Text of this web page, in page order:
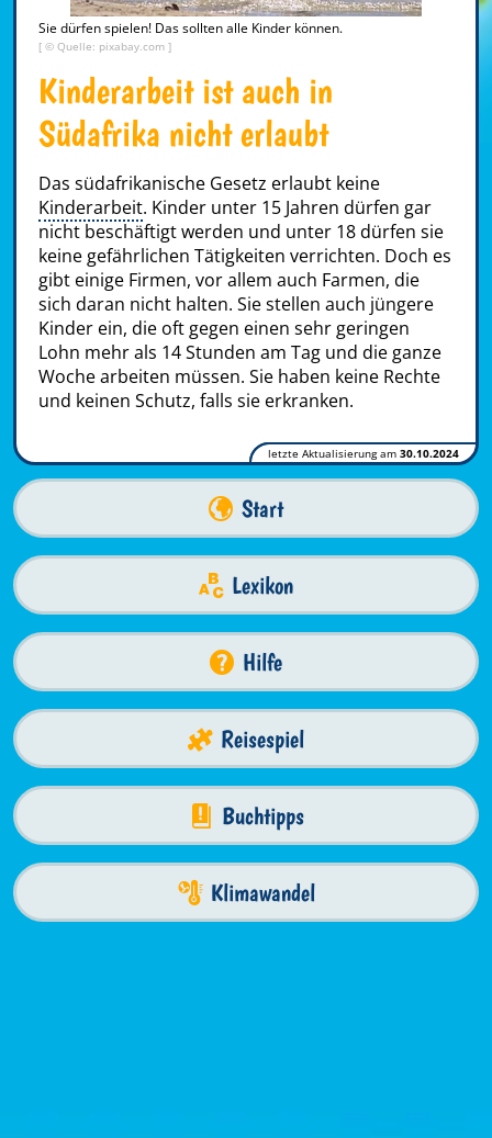
Sie dürfen spielen! Das sollten alle Kinder können.
[ © Quelle: pixabay.com ]
Kinderarbeit ist auch in
Südafrika nicht erlaubt
Das südafrikanische Gesetz erlaubt keine
Kinderarbeit. Kinder unter 15 Jahren dürfen gar
nicht beschäftigt werden und unter 18 dürfen sie
keine gefährlichen Tätigkeiten verrichten. Doch es
gibt einige Firmen, vor allem auch Farmen, die
sich daran nicht halten. Sie stellen auch jüngere
Kinder ein, die oft gegen einen sehr geringen
Lohn mehr als 14 Stunden am Tag und die ganze
Woche arbeiten müssen. Sie haben keine Rechte
und keinen Schutz, falls sie erkranken.
letzte Aktualisierung am 30.10.2024
Start
Lexikon
Hilfe
Reisespiel
Buchtipps
Klimawandel